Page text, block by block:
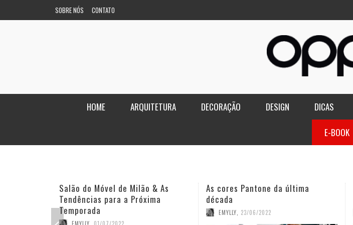
SOBRE NÓS CONTATO
HOME ARQUITETURA DECORAÇÃO DESIGN DICAS
E-BOOK
Salão do Móvel de Milão & As
Tendências para a Próxima
Temporada
As cores Pantone da última
década
EMYLLY 23/06/2022